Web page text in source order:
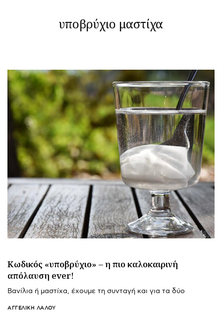
υποβρύχιο μαστίχα
Κωδικός «υποβρύχιο» – η πιο καλοκαιρινή
απόλαυση ever!
Βανίλια ή μαστίχα, έχουμε τη συνταγή και για τα δύο
ΑΓΓΕΛΙΚΉ ΛΆΛΟΥ